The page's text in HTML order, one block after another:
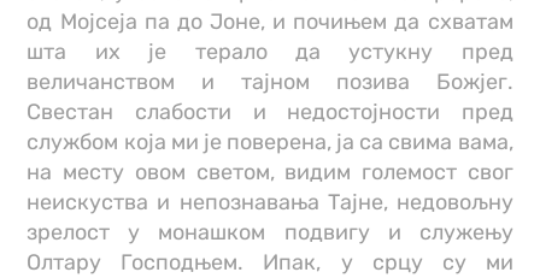
од Мојсеја па до Јоне, и почињем да схватам
шта их је терало да устукну пред
величанством и тајном позива Божјег.
Свестан слабости и недостојности пред
службом која ми је поверена, ја са свима вама,
на месту овом светом, видим големост свог
неискуства и непознавања Тајне, недовољну
зрелост у монашком подвигу и служењу
Олтару Господњем. Ипак, у срцу су ми